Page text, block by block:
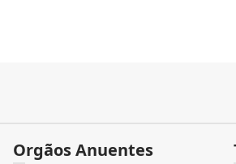
Orgãos Anuentes